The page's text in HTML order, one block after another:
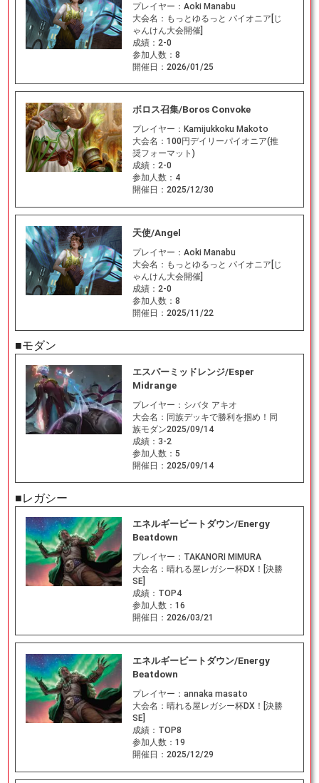
プレイヤー： Aoki Manabu
大会名： もっとゆるっと パイオニア[じ
ゃんけん大会開催]
成績： 2-0
参加人数： 8
開催日： 2026/01/25
ボロス召集/Boros Convoke
プレイヤー： Kamijukkoku Makoto
大会名： 100円デイリーパイオニア(推
奨フォーマット)
成績： 2-0
参加人数： 4
開催日： 2025/12/30
天使/Angel
プレイヤー： Aoki Manabu
大会名： もっとゆるっと パイオニア[じ
ゃんけん大会開催]
成績： 2-0
参加人数： 8
開催日： 2025/11/22
■モダン
エスパーミッドレンジ/Esper
Midrange
プレイヤー： シバタ アキオ
大会名： 同族デッキで勝利を掴め！同
族モダン2025/09/14
成績： 3-2
参加人数： 5
開催日： 2025/09/14
■レガシー
エネルギービートダウン/Energy
Beatdown
プレイヤー： TAKANORI MIMURA
大会名： 晴れる屋レガシー杯DX！[決勝
SE]
成績： TOP4
参加人数： 16
開催日： 2026/03/21
エネルギービートダウン/Energy
Beatdown
プレイヤー： annaka masato
大会名： 晴れる屋レガシー杯DX！[決勝
SE]
成績： TOP8
参加人数： 19
開催日： 2025/12/29